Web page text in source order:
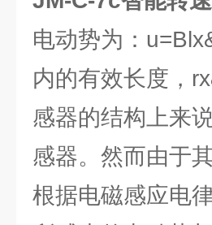
电动势为：
内的有效长度，
感器的结构上来
感器。然而由于
根据电磁感应电